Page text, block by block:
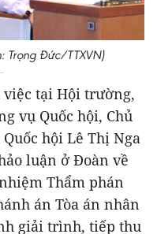
Trọng Đức/TTXVN)
việc tại Hội trường,
vụ Quốc hội, Chủ
hội Lê Thị Nga
luận ở Đoàn về
Thẩm phán
án Tòa án nhân
giải trình, tiếp thu